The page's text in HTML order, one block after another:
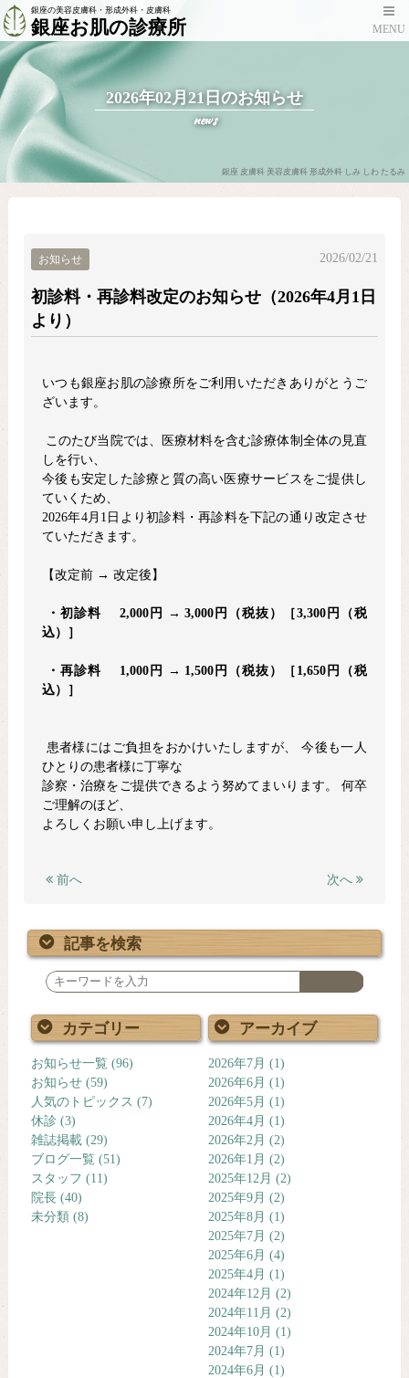
銀座 皮膚科 美容皮膚科 形成外科 しみ しわ たるみ
MENU
銀座の美容皮膚科・形成外科・皮膚科
銀座お肌の診療所
2026年02月21日のお知らせ
news
初診料・再診料改定のお知らせ（2026年4月1日
より）
お知らせ 2026/02/21
いつも銀座お肌の診療所をご利用いただきありがとうご
ざいます。
このたび当院では、医療材料を含む診療体制全体の見直
しを行い、
今後も安定した診療と質の高い医療サービスをご提供し
ていくため、
2026年4月 1 日より初診料・再診料を下記の通り改定させ
ていただきます。
【改定前 →改定後】
・初診料 2,000円 → 3,000円（税抜）［3,300円（税
込）］
・再診料 1,000円 → 1,500円（税抜）［1,650円（税
込）］
患者様にはご負担をおかけいたしますが、 今後も一人
ひとりの患者様に丁寧な
診察・治療をご提供できるよう努めてまいります。 何卒
ご理解のほど、
よろしくお願い申し上げます。
前へ 次へ
記事を検索
カテゴリー
お知らせ一覧(96)
お知らせ(59)
人気のトピックス (7)
休診(3)
雑誌掲載 (29)
ブログ一覧(51)
スタッフ (11)
院長(40)
未分類(8)
アーカイブ
2026年7月 (1)
2026年6月 (1)
2026年5月 (1)
2026年4月 (1)
2026年2月 (2)
2026年1月 (2)
2025年12月 (2)
2025年9月 (2)
2025年8月 (1)
2025年7月 (2)
2025年6月 (4)
2025年4月 (1)
2024年12月 (2)
2024年11月 (2)
2024年10月 (1)
2024年7月 (1)
2024年6月 (1)